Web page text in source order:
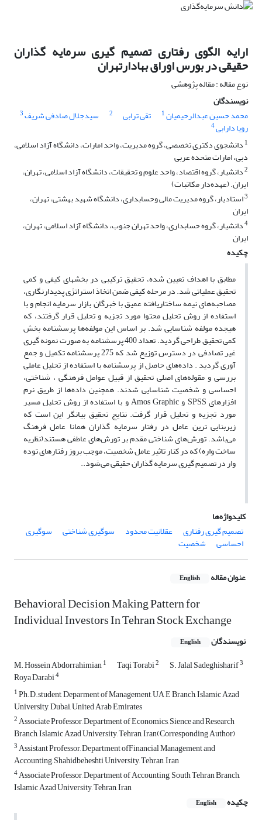
ارایه الگوی رفتاری تصمیم گیری سرمایه گذاران
حقیقی در بورس اوراق بهادارتهران
نوع مقاله : مقاله پژوهشی
نویسندگان
محمد حسین عبدالرحیمیان1 تقی ترابی 2 سیدجلال صادفی شریف3
رویا دارابی4
1 دانشجوی دکتری تخصصی، گروه مدیریت، واحد امارات، دانشگاه آزاد اسلامی،
دبی، امارات متحده عربی
2دانشیار، گروه اقتصاد، واحد علوم و تحقیقات، دانشگاه آزاد اسلامی، تهران،
ایران. (عهده‌دار مکاتبات)
3استادیار، گروه مدیریت مالی وحسابداری، دانشگاه شهید بهشتی، تهران،
ایران
4دانشیار، گروه حسابداری، واحد تهران جنوب، دانشگاه آزاد اسلامی، تهران،
ایران
چکیده
مطابق با اهداف تعیین شده، تحقیق ترکیبی در بخشهای کیفی و کمی
تحقیق عملیاتی شد. در مرحله کیفی ضمن اتخاذ استراتژی پدیدارنگاری،
مصاحبه‌های نیمه ساختاریافته عمیق با خبرگان بازار سرمایه انجام و با
استفاده از روش تحلیل محتوا مورد تجزیه و تحلیل قرار گرفتند، که
هیجده مولفه شناسایی شد. بر اساس این مولفه‌ها پرسشنامه بخش
کمی تحقیق طراحی گردید. تعداد 400 پرسشنامه به صورت نمونه گیری
غیر تصادفی در دسترس توزیع شد که 275 پرسشنامه تکمیل و جمع
آوری گردید . داده‌های حاصل از پرسشنامه با استفاده از تحلیل عاملی
بررسی و مقوله‌های اصلی تحقیق از قبیل عوامل فرهنگی ، شناختی،
احساسی و شخصیت شناسایی شدند. همچنین داده‌ها از طریق نرم
افزارهای SPSS و Amos Graphic و با استفاده از روش تحلیل مسیر
مورد تجزیه و تحلیل قرار گرفت. نتایج تحقیق بیانگر این است که
زیربنایی ترین عامل در رفتار سرمایه گذاران همانا عامل فرهنگ
می‌باشد. تورش‌های شناختی مقدم بر تورش‌های عاطفی هستند(نظریه
ساخت واره) که در کنار تاثیر عامل شخصیت، موجب بروز رفتارهای توده
وار در تصمیم گیری سرمایه گذاران حقیقی می‌شود..
کلیدواژه‌ها
تصمیم گیری رفتاری
عقلانیت محدود سوگیری شناختی سوگیری
احساسی شخصیت
عنوان مقاله English
Behavioral Decision Making Pattern for
Individual Investors In Tehran Stock Exchange
نویسندگان English
M. Hossein Abdorrahimian1 Taqi Torabi2 S. Jalal Sadeghisharif3
Roya Darabi4
1Ph.D.student, Deparment of Management, UA E Branch, Islamic Azad
University, Dubai, United Arab Emirates
2Associate Professor, Department of Economics, Sience and Research
Branch, Islamic Azad University, Tehran, Iran(Corresponding Author)
3Assistant Professor, Department ofFinancial Management and
Accounting, Shahidbeheshti University, Tehran, Iran
4Associate Professor, Department of Accounting, South Tehran Branch,
Islamic Azad University, Tehran, Iran
چکیده
English